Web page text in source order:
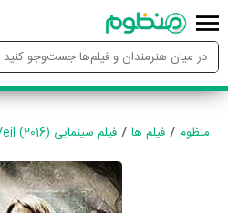
منظوم فیلم ها فیلم سینمایی The Veil (2016)